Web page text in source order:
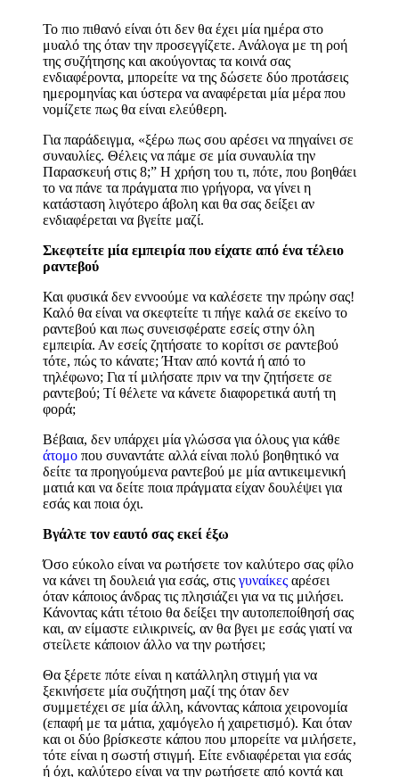
Το πιο πιθανό είναι ότι δεν θα έχει μία ημέρα στο
μυαλό της όταν την προσεγγίζετε. Ανάλογα με τη ροή
της συζήτησης και ακούγοντας τα κοινά σας
ενδιαφέροντα, μπορείτε να της δώσετε δύο προτάσεις
ημερομηνίας και ύστερα να αναφέρεται μία μέρα που
νομίζετε πως θα είναι ελεύθερη.
Για παράδειγμα, «ξέρω πως σου αρέσει να πηγαίνει σε
συναυλίες. Θέλεις να πάμε σε μία συναυλία την
Παρασκευή στις 8;” Η χρήση του τι, πότε, που βοηθάει
το να πάνε τα πράγματα πιο γρήγορα, να γίνει η
κατάσταση λιγότερο άβολη και θα σας δείξει αν
ενδιαφέρεται να βγείτε μαζί.
Σκεφτείτε μία εμπειρία που είχατε από ένα τέλειο
ραντεβού
Και φυσικά δεν εννοούμε να καλέσετε την πρώην σας!
Καλό θα είναι να σκεφτείτε τι πήγε καλά σε εκείνο το
ραντεβού και πως συνεισφέρατε εσείς στην όλη
εμπειρία. Αν εσείς ζητήσατε το κορίτσι σε ραντεβού
τότε, πώς το κάνατε; Ήταν από κοντά ή από το
τηλέφωνο; Για τί μιλήσατε πριν να την ζητήσετε σε
ραντεβού; Τί θέλετε να κάνετε διαφορετικά αυτή τη
φορά;
Βέβαια, δεν υπάρχει μία γλώσσα για όλους για κάθε
άτομο που συναντάτε αλλά είναι πολύ βοηθητικό να
δείτε τα προηγούμενα ραντεβού με μία αντικειμενική
ματιά και να δείτε ποια πράγματα είχαν δουλέψει για
εσάς και ποια όχι.
Βγάλτε τον εαυτό σας εκεί έξω
Όσο εύκολο είναι να ρωτήσετε τον καλύτερο σας φίλο
να κάνει τη δουλειά για εσάς, στις γυναίκες αρέσει
όταν κάποιος άνδρας τις πλησιάζει για να τις μιλήσει.
Κάνοντας κάτι τέτοιο θα δείξει την αυτοπεποίθησή σας
και, αν είμαστε ειλικρινείς, αν θα βγει με εσάς γιατί να
στείλετε κάποιον άλλο να την ρωτήσει;
Θα ξέρετε πότε είναι η κατάλληλη στιγμή για να
ξεκινήσετε μία συζήτηση μαζί της όταν δεν
συμμετέχει σε μία άλλη, κάνοντας κάποια χειρονομία
(επαφή με τα μάτια, χαμόγελο ή χαιρετισμό). Και όταν
και οι δύο βρίσκεστε κάπου που μπορείτε να μιλήσετε,
τότε είναι η σωστή στιγμή. Είτε ενδιαφέρεται για εσάς
ή όχι, καλύτερο είναι να την ρωτήσετε από κοντά και